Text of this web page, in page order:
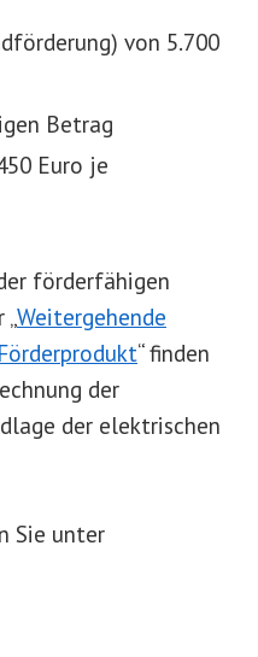
von 5.700
Betrag
Euro je
förderfähigen
Weitergehende
“ finden
der
der elektrischen
Sie unter